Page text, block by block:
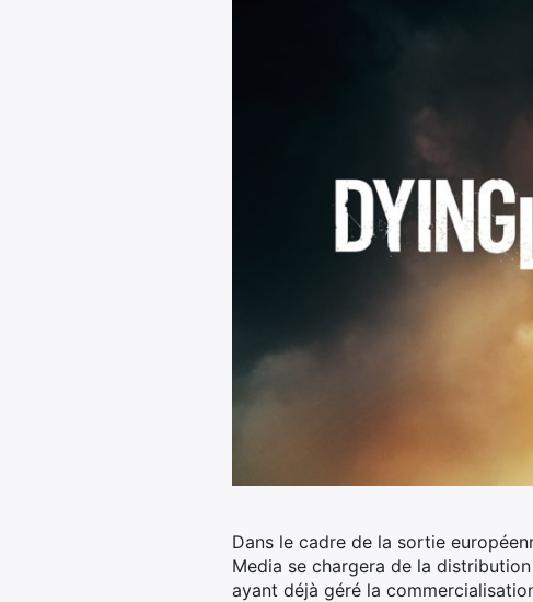
Dans le cadre de la sortie
Media se chargera de la
ayant déjà géré la